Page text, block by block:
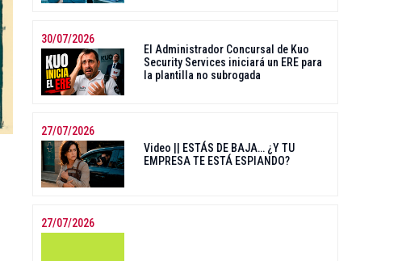
30/07/2026
El Administrador Concursal de Kuo
Security Services iniciará un ERE para
la plantilla no subrogada
27/07/2026
Video || ESTÁS DE BAJA… ¿Y TU
EMPRESA TE ESTÁ ESPIANDO?
27/07/2026